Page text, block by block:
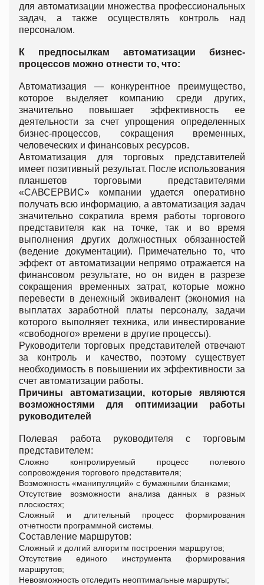
для автоматизации множества профессиональных
задач, а также осуществлять контроль над
персоналом.
К предпосылкам автоматизации бизнес-
процессов можно отнести то, что:
Автоматизация — конкурентное преимущество,
которое выделяет компанию среди других,
значительно повышает эффективность ее
деятельности за счет упрощения определенных
бизнес-процессов, сокращения временных,
человеческих и финансовых ресурсов.
Автоматизация для торговых представителей
имеет позитивный результат. После использования
планшетов торговыми представителями
«САВСЕРВИС» компании удается оперативно
получать всю информацию, а автоматизация задач
значительно сократила время работы торгового
представителя как на точке, так и во время
выполнения других должностных обязанностей
(ведение документации). Примечательно то, что
эффект от автоматизации непрямо отражается на
финансовом результате, но он виден в разрезе
сокращения временных затрат, которые можно
перевести в денежный эквивалент (экономия на
выплатах заработной платы персоналу, задачи
которого выполняет техника, или инвестирование
«свободного» времени в другие процессы).
Руководители торговых представителей отвечают
за контроль и качество, поэтому существует
необходимость в повышении их эффективности за
счет автоматизации работы.
Причины автоматизации, которые являются
возможностями для оптимизации работы
руководителей
Полевая работа руководителя с торговым
представителем:
Сложно контролируемый процесс полевого
сопровождения торгового представителя;
Возможность «манипуляций» с бумажными бланками;
Отсутствие возможности анализа данных в разных
плоскостях;
Сложный и длительный процесс формирования
отчетности программной системы.
Составление маршрутов:
Сложный и долгий алгоритм построения маршрутов;
Отсутствие единого инструмента формирования
маршрутов;
Невозможность отследить неоптимальные маршруты;